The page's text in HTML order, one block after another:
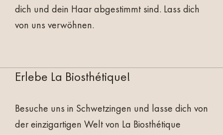
dich und dein Haar abgestimmt sind. Lass dich
von uns verwöhnen.
Erlebe La Biosthétique!
Besuche uns in Schwetzingen und lasse dich von
der einzigartigen Welt von La Biosthétique